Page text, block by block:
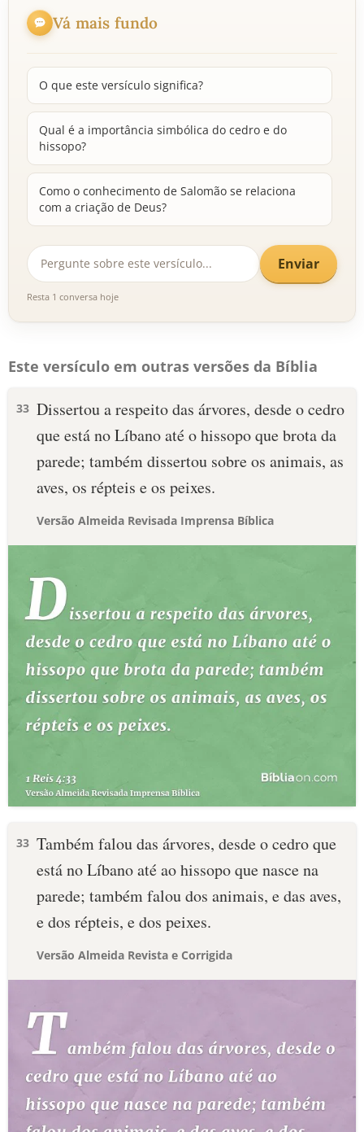
Vá mais fundo
O que este versículo significa?
Qual é a importância simbólica do cedro e do
hissopo?
Como o conhecimento de Salomão se relaciona
com a criação de Deus?
Enviar
Resta 1 conversa hoje
Este versículo em outras versões da Bíblia
33 Dissertou a respeito das árvores, desde o cedro
que está no Líbano até o hissopo que brota da
parede; também dissertou sobre os animais, as
aves, os répteis e os peixes.
Versão Almeida Revisada Imprensa Bíblica
33 Também falou das árvores, desde o cedro que
está no Líbano até ao hissopo que nasce na
parede; também falou dos animais, e das aves,
e dos répteis, e dos peixes.
Versão Almeida Revista e Corrigida